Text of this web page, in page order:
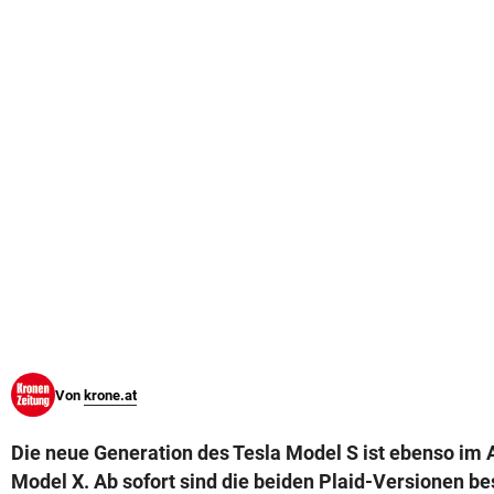
Von krone.at
Die neue Generation des Tesla Model S ist ebenso im
Model X. Ab sofort sind die beiden Plaid-Versionen